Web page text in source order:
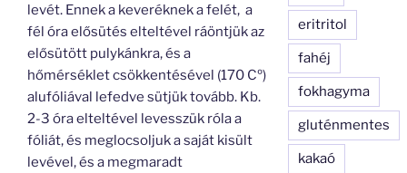
levét. Ennek a keveréknek a felét, a
fél óra elősütés elteltével ráöntjük az
elősütött pulykánkra, és a
hőmérséklet csökkentésével (170 Cº)
alufóliával lefedve sütjük tovább. Kb.
2-3 óra elteltével levesszük róla a
fóliát, és meglocsoljuk a saját kisült
levével, és a megmaradt
eritritol
fahéj
fokhagyma
gluténmentes
kakaó